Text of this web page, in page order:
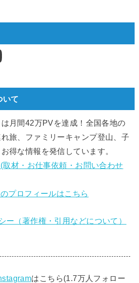
いて
は月間42万PVを達成！全国各地の
旅、ファミリーキャンプ登山、子
得な情報を発信しています。
材・お仕事依頼・お問い合わせ
プロフィールはこちら
ー（著作権・引用などについて）
はこちら(1.7万人フォロー